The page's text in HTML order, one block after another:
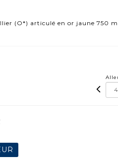
(O*) articulé en or jaune 750